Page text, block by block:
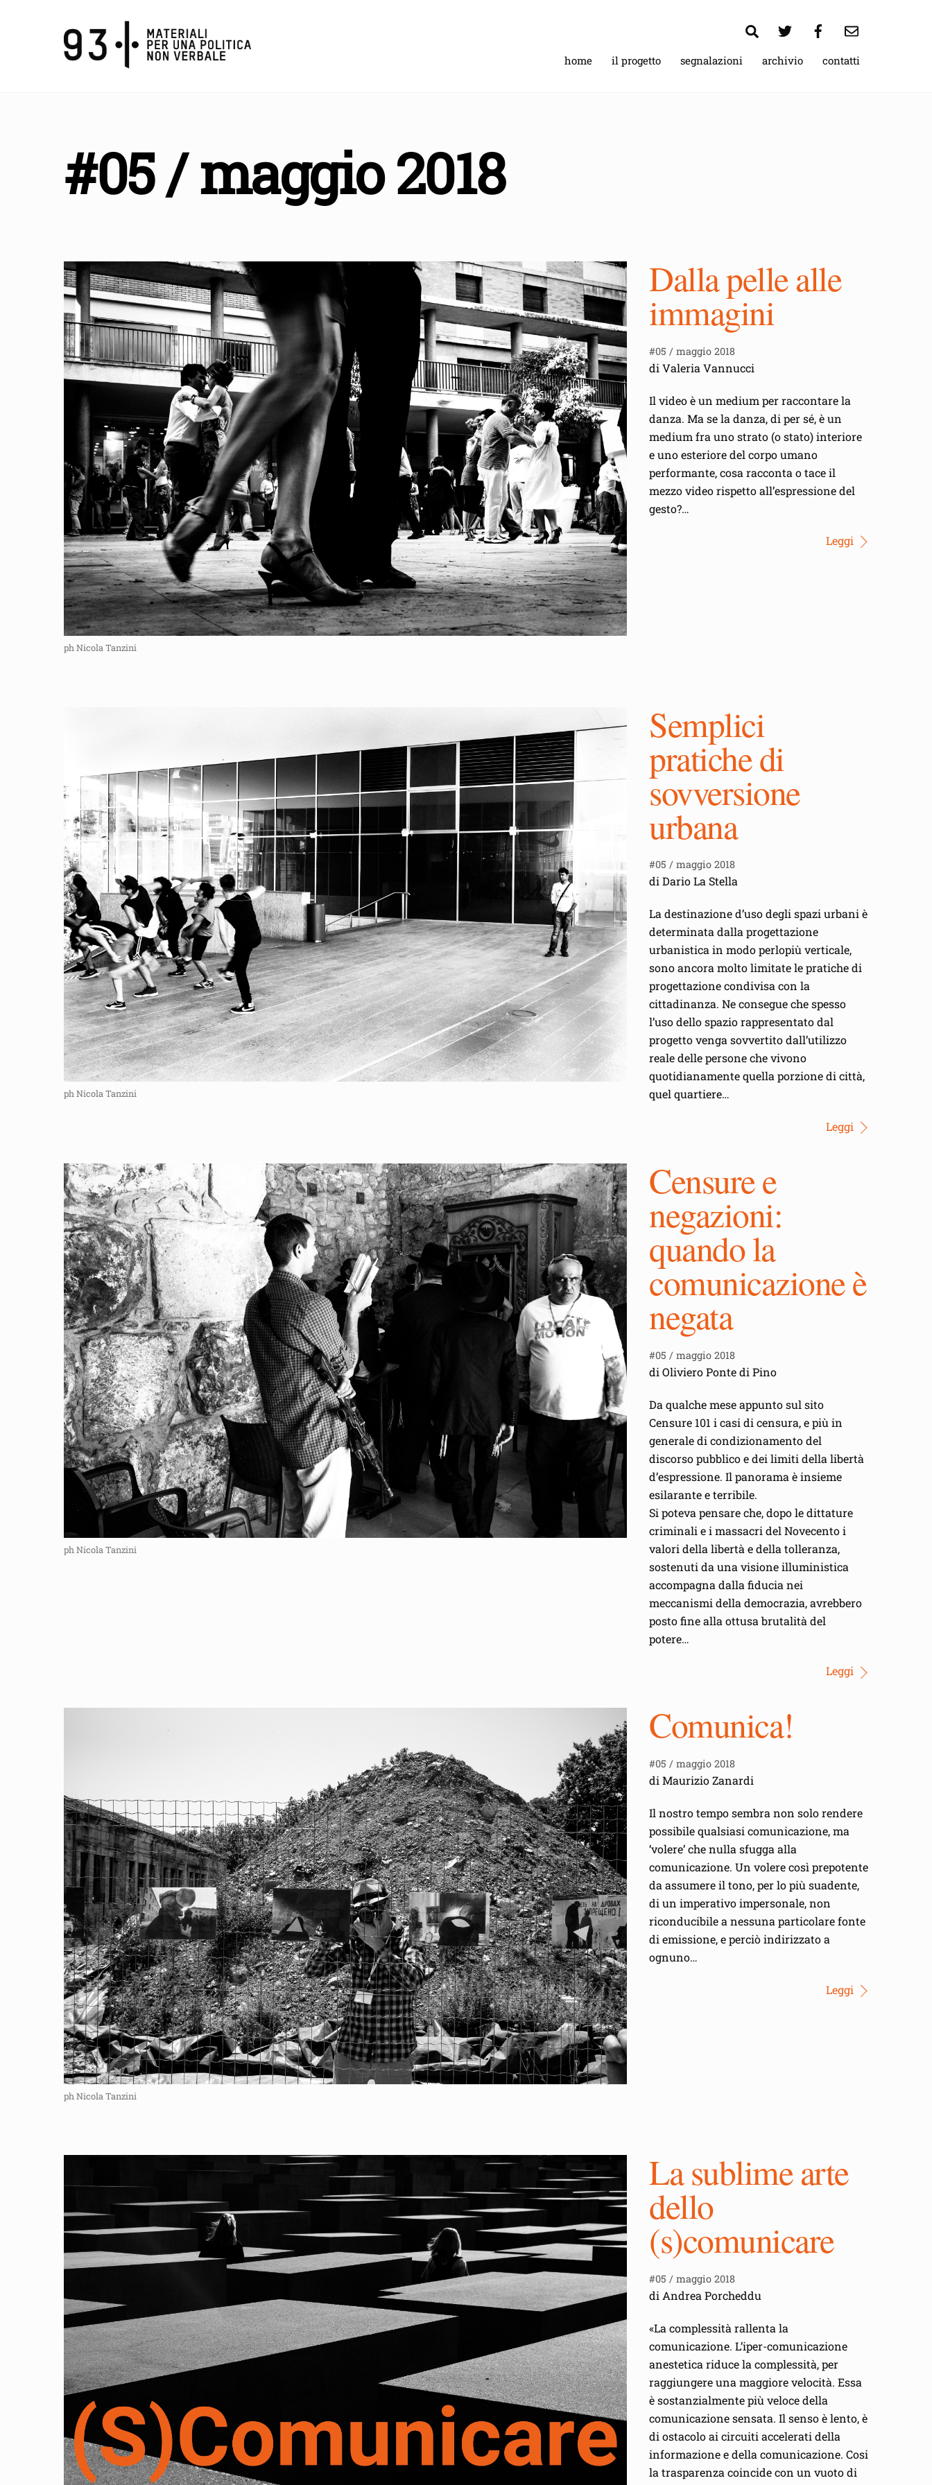
Search
home il progetto segnalazioni archivio contatti
#05 / maggio 2018
ph Nicola Tanzini
Dalla pelle alle
immagini
#05 / maggio 2018
di Valeria Vannucci
Il video è un medium per raccontare la
danza. Ma se la danza, di per sé, è un
medium fra uno strato (o stato) interiore
e uno esteriore del corpo umano
performante, cosa racconta o tace il
mezzo video rispetto all’espressione del
gesto?…
Leggi
ph Nicola Tanzini
Semplici
pratiche di
sovversione
urbana
#05 / maggio 2018
di Dario La Stella
La destinazione d’uso degli spazi urbani è
determinata dalla progettazione
urbanistica in modo perlopiù verticale,
sono ancora molto limitate le pratiche di
progettazione condivisa con la
cittadinanza. Ne consegue che spesso
l’uso dello spazio rappresentato dal
progetto venga sovvertito dall’utilizzo
reale delle persone che vivono
quotidianamente quella porzione di città,
quel quartiere…
Leggi
ph Nicola Tanzini
Censure e
negazioni:
quando la
comunicazione è
negata
#05 / maggio 2018
di Oliviero Ponte di Pino
Da qualche mese appunto sul sito
Censure 101 i casi di censura, e più in
generale di condizionamento del
discorso pubblico e dei limiti della libertà
d’espressione. Il panorama è insieme
esilarante e terribile.
Si poteva pensare che, dopo le dittature
criminali e i massacri del Novecento i
valori della libertà e della tolleranza,
sostenuti da una visione illuministica
accompagna dalla fiducia nei
meccanismi della democrazia, avrebbero
posto fine alla ottusa brutalità del
potere…
Leggi
ph Nicola Tanzini
Comunica!
#05 / maggio 2018
di Maurizio Zanardi
Il nostro tempo sembra non solo rendere
possibile qualsiasi comunicazione, ma
‘volere’ che nulla sfugga alla
comunicazione. Un volere così prepotente
da assumere il tono, per lo più suadente,
di un imperativo impersonale, non
riconducibile a nessuna particolare fonte
di emissione, e perciò indirizzato a
ognuno…
Leggi
La sublime arte
dello
(s)comunicare
#05 / maggio 2018
di Andrea Porcheddu
«La complessità rallenta la
comunicazione. L’iper-comunicazione
anestetica riduce la complessità, per
raggiungere una maggiore velocità. Essa
è sostanzialmente più veloce della
comunicazione sensata. Il senso è lento, è
di ostacolo ai circuiti accelerati della
informazione e della comunicazione. Cosi
la trasparenza coincide con un vuoto di